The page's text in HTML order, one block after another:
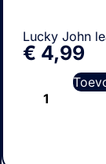
Lucky John
€ 4,99